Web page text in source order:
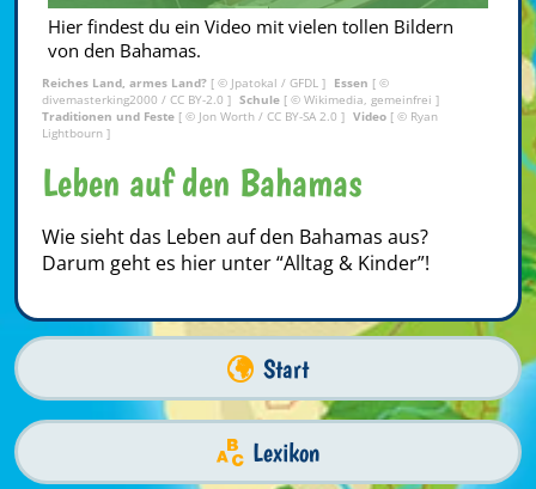
Hier findest du ein Video mit vielen tollen Bildern
von den Bahamas.
Reiches Land, armes Land? [ © Jpatokal / GFDL ] Essen [ ©
divemasterking2000 / CC BY-2.0 ] Schule [ © Wikimedia, gemeinfrei ]
Traditionen und Feste [ © Jon Worth / CC BY-SA 2.0 ] Video [ © Ryan
Lightbourn ]
Leben auf den Bahamas
Wie sieht das Leben auf den Bahamas aus?
Darum geht es hier unter “Alltag & Kinder”!
Start
Lexikon